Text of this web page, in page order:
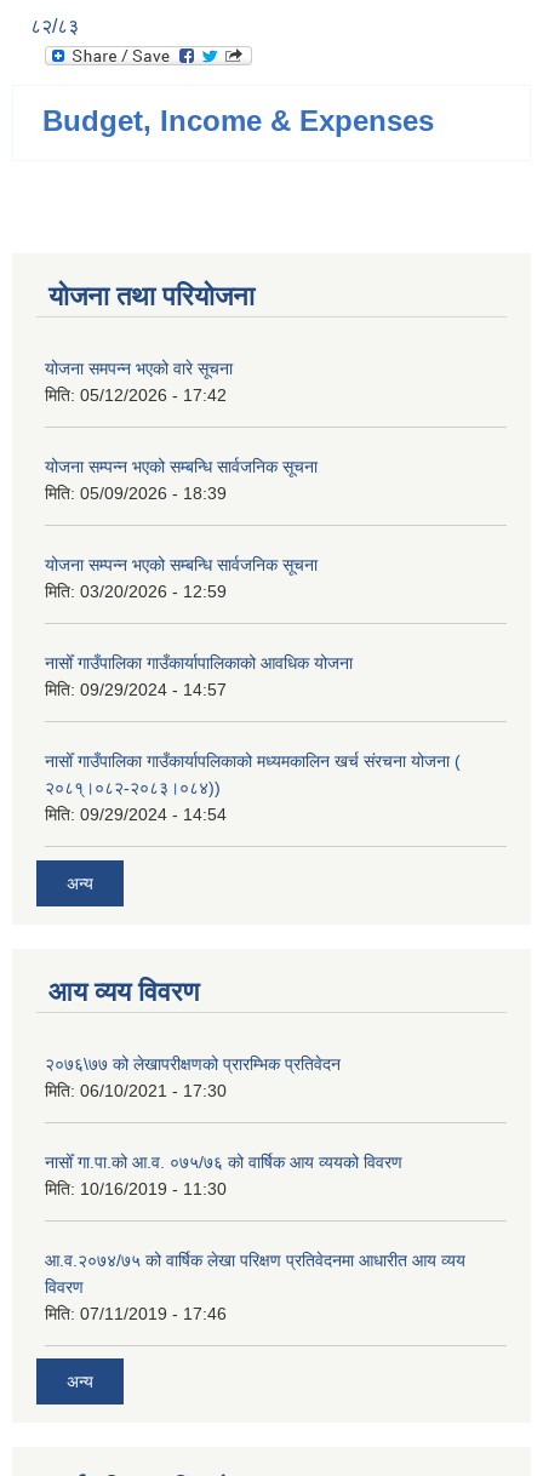
८२/८३
Budget, Income & Expenses
योजना तथा परियोजना
योजना समपन्न भएको वारे सूचना
मिति: 05/12/2026 - 17:42
योजना सम्पन्न भएको सम्बन्धि सार्वजनिक सूचना
मिति: 05/09/2026 - 18:39
योजना सम्पन्न भएको सम्बन्धि सार्वजनिक सूचना
मिति: 03/20/2026 - 12:59
नासोँ गाउँपालिका गाउँकार्यापालिकाको आवधिक योजना
मिति: 09/29/2024 - 14:57
नासोँ गाउँपालिका गाउँकार्यापलिकाको मध्यमकालिन खर्च संरचना योजना (
२०८१्।०८२-२०८३।०८४))
मिति: 09/29/2024 - 14:54
अन्य
आय व्यय विवरण
२०७६\७७ को लेखापरीक्षणको प्रारम्भिक प्रतिवेदन
मिति: 06/10/2021 - 17:30
नासोँ गा.पा.को आ.व. ०७५/७६ को वार्षिक आय व्ययको विवरण
मिति: 10/16/2019 - 11:30
आ.व.२०७४/७५ को वार्षिक लेखा परिक्षण प्रतिवेदनमा आधारीत आय व्यय
विवरण
मिति: 07/11/2019 - 17:46
अन्य